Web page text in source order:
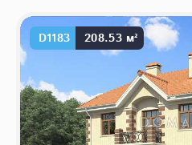
D1183 208.53 м²